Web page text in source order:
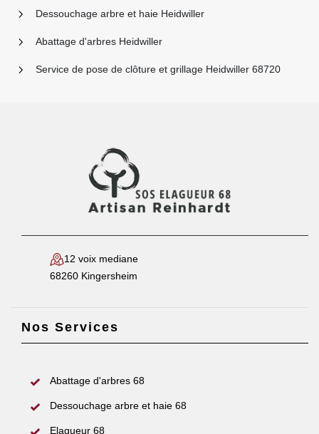
Dessouchage arbre et haie Heidwiller
Abattage d'arbres Heidwiller
Service de pose de clôture et grillage Heidwiller 68720
12 voix mediane
68260 Kingersheim
Nos Services
Abattage d'arbres 68
Dessouchage arbre et haie 68
Elagueur 68